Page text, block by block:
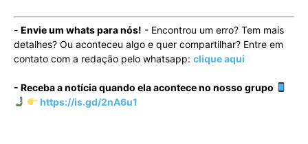
- Envie um whats para nós! - Encontrou um erro? Tem mais
detalhes? Ou aconteceu algo e quer compartilhar? Entre em
contato com a redação pelo whatsapp: clique aqui
- Receba a notícia quando ela acontece no nosso grupo
https://is.gd/2nA6u1